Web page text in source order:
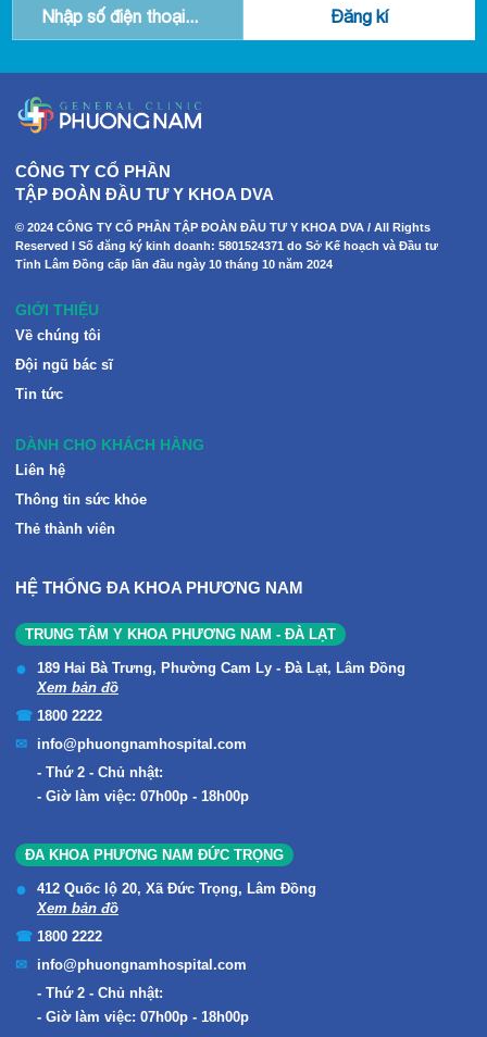
CÔNG TY CỔ PHẦN
TẬP ĐOÀN ĐẦU TƯ Y KHOA DVA
© 2024 CÔNG TY CỔ PHẦN TẬP ĐOÀN ĐẦU TƯ Y KHOA DVA / All Rights
Reserved I Số đăng ký kinh doanh: 5801524371 do Sở Kế hoạch và Đầu tư
Tỉnh Lâm Đồng cấp lần đầu ngày 10 tháng 10 năm 2024
GIỚI THIỆU
Về chúng tôi
Đội ngũ bác sĩ
Tin tức
DÀNH CHO KHÁCH HÀNG
Liên hệ
Thông tin sức khỏe
Thẻ thành viên
HỆ THỐNG ĐA KHOA PHƯƠNG NAM
TRUNG TÂM Y KHOA PHƯƠNG NAM - ĐÀ LẠT
189 Hai Bà Trưng, Phường Cam Ly - Đà Lạt, Lâm Đồng
Xem bản đồ
1800 2222
info@phuongnamhospital.com
Thứ 2 - Chủ nhật:
Giờ làm việc: 07h00p - 18h00p
ĐA KHOA PHƯƠNG NAM ĐỨC TRỌNG
412 Quốc lộ 20, Xã Đức Trọng, Lâm Đồng
Xem bản đồ
1800 2222
info@phuongnamhospital.com
Thứ 2 - Chủ nhật:
Giờ làm việc: 07h00p - 18h00p